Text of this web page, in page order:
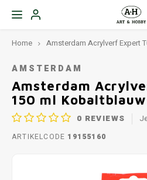
Home Amsterdam Acrylverf Expert
AMSTERDAM
Amsterdam
150 ml
0 REVIEWS
ARTIKELCODE 19155160